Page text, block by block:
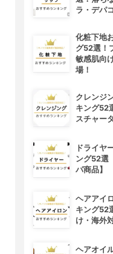
ラ・デパ
化粧下地
グ52選！
敏感肌向
場！
クレンジ
キング52
スチャー
ドライヤ
ング52選
パ商品】
ヘアアイ
キング52
け・海外
ヘアオイ